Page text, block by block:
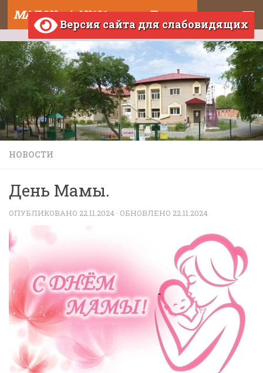
Skip to content МАДОУ д/с №121 города Тюмени
Версия сайта для слабовидящих
НОВОСТИ
День Мамы.
ОПУБЛИКОВАНО 22.11.2024 · ОБНОВЛЕНО 22.11.2024